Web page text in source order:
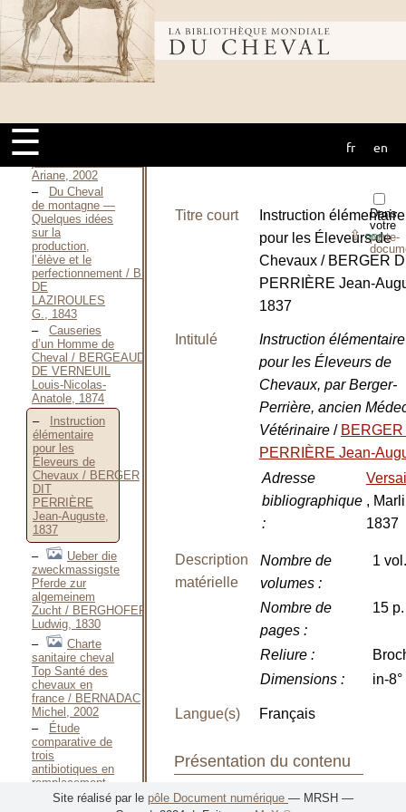
Bibliothèque
mondiale du
cheval
☰ fr en
J. R., 1832
Détermination
de
l’insémination
fécondante en
multiples
pendant
l’œstrus de la
Ariane, 2002
Du Cheval
de montagne —
Quelques idées
sur la
production,
l’élève et le
perfectionnement / BERGASSE
DE
LAZIROULES
G., 1843
Causeries
d’un Homme de
Cheval / BERGEAUD
DE VERNEUIL
Louis-Nicolas-
Anatole, 1874
Instruction
élémentaire
pour les
Éleveurs de
Chevaux / BERGER
DIT
PERRIÈRE
Jean-Auguste,
1837
Ueber die
zweckmassigste
Pferde zur
algemeinem
Zucht / BERGHOFER
Ludwig, 1830
Charte
sanitaire cheval
Top Santé des
chevaux en
france / BERNADAC
Michel, 2002
Étude
comparative de
trois
antibiotiques en
remplacement
de la gentalline
Dans
votre
porte-
⇪PDF
Titre court
Instruction élémentaire
pour les Éleveurs de
Chevaux / BERGER
PERRIÈRE Jean-
1837
Intitulé
Instruction élémentaire
pour les Éleveurs de
Chevaux, par Berger-
Perrière, ancien
Vétérinaire /
PERRIÈRE Jean-
Adresse
bibliographique
:
,
1837
Description
matérielle
Nombre de
volumes:
1 vol.
Nombre de
pages:
15 p.
Reliure:
Dimensions: in-8°
Langue(s) Français
Présentation du contenu
Classement: Elevage
Site réalisé par le pôle Document numérique — MRSH —